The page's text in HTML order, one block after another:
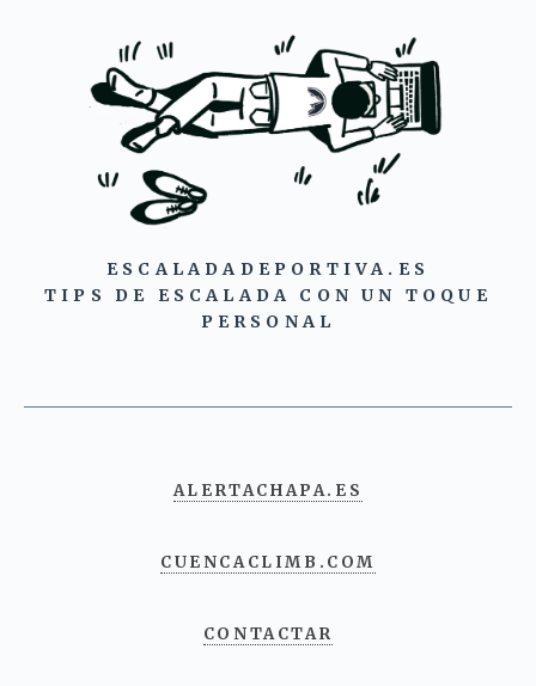
ESCALADADEPORTIVA.ES
TIPS DE ESCALADA CON UN TOQUE
PERSONAL
ALERTACHAPA.ES
CUENCACLIMB.COM
CONTACTAR